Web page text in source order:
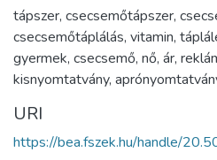
tápszer, csecsemőtápszer,
csecsemőtáplálás, vitamin,
gyermek, csecsemő, nő, ár,
kisnyomtatvány,
URI
https://bea.fszek.hu/handle/